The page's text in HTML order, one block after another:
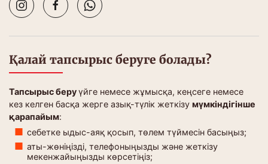
Қалай тапсырыс беруге болады?
Тапсырыс беруүйге немесе жұмысқа, кеңсеге немесе
кез келген басқа жерге азық-түлік жеткізу мүмкіндігінше
қарапайым:
себетке ыдыс-аяқ қосып, төлем түймесін басыңыз;
аты-жөніңізді, телефоныңызды және жеткізу
мекенжайыңызды көрсетіңіз;